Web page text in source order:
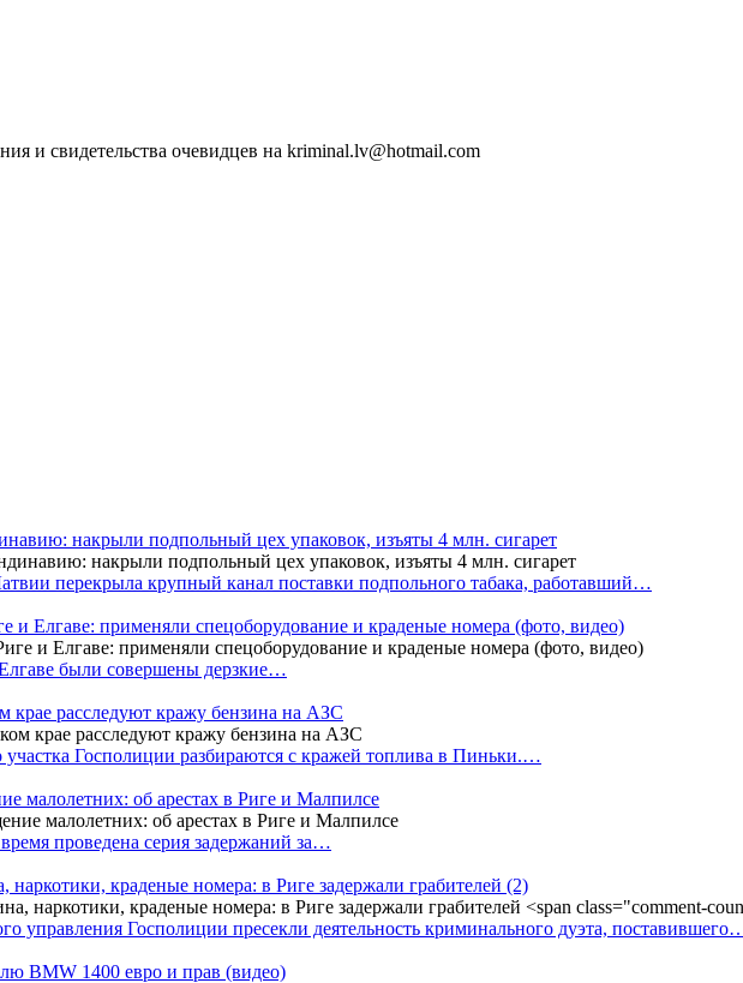
и свидетельства очевидцев на kriminal.lv@hotmail.com
накрыли подпольный цех упаковок, изъяты 4 млн. сигарет
перекрыла крупный канал поставки подпольного табака, работавший…
и Елгаве: применяли спецоборудование и краденые номера (фото, видео)
были совершены дерзкие…
крае расследуют кражу бензина на АЗС
Госполиции разбираются с кражей топлива в Пиньки.…
малолетних: об арестах в Риге и Малпилсе
проведена серия задержаний за…
краденые номера: в Риге задержали грабителей (2)
управления Госполиции пресекли деятельность криминального дуэта,
BMW 1400 евро и прав (видео)